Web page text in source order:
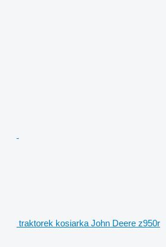
traktorek kosiarka John Deere z950r